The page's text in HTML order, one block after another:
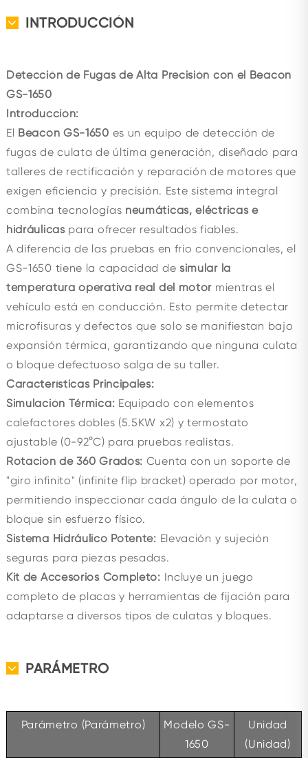
INTRODUCCIÓN
Detección de Fugas de Alta Precisión con el Beacon
GS-1650
Introducción:
El Beacon GS-1650 es un equipo de detección de
fugas de culata de última generación, diseñado para
talleres de rectificación y reparación de motores que
exigen eficiencia y precisión. Este sistema integral
combina tecnologías neumáticas, eléctricas e
hidráulicaspara ofrecer resultados fiables.
A diferencia de las pruebas en frío convencionales, el
GS-1650 tiene la capacidad de simular la
temperatura operativa real del motor mientras el
vehículo está en conducción. Esto permite detectar
microfisuras y defectos que solo se manifiestan bajo
expansión térmica, garantizando que ninguna culata
o bloque defectuoso salga de su taller.
Características Principales:
Simulación Térmica: Equipado con elementos
calefactores dobles (5.5KW x2) y termostato
ajustable (0-92°C) para pruebas realistas.
Rotación de 360 Grados: Cuenta con un soporte de
"giro infinito" (infinite flip bracket) operado por motor,
permitiendo inspeccionar cada ángulo de la culata o
bloque sin esfuerzo físico.
Sistema Hidráulico Potente: Elevación y sujeción
seguras para piezas pesadas.
Kit de Accesorios Completo: Incluye un juego
completo de placas y herramientas de fijación para
adaptarse a diversos tipos de culatas y bloques.
PARÁMETRO
Parámetro (Parámetro)
Modelo GS-
1650
Unidad
(Unidad)